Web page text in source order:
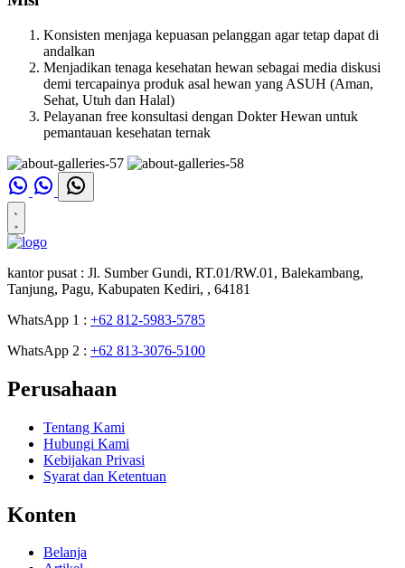
Konsisten menjaga kepuasan pelanggan agar tetap dapat di
andalkan
Menjadikan tenaga kesehatan hewan sebagai media diskusi
demi tercapainya produk asal hewan yang ASUH (Aman,
Sehat, Utuh dan Halal)
Pelayanan free konsultasi dengan Dokter Hewan untuk
pemantauan kesehatan ternak
kantor pusat : Jl. Sumber Gundi, RT.01/RW.01, Balekambang,
Tanjung, Pagu, Kabupaten Kediri, , 64181
WhatsApp 1 : +62 812-5983-5785
WhatsApp 2 : +62 813-3076-5100
Perusahaan
Tentang Kami
Hubungi Kami
Kebijakan Privasi
Syarat dan Ketentuan
Konten
Belanja